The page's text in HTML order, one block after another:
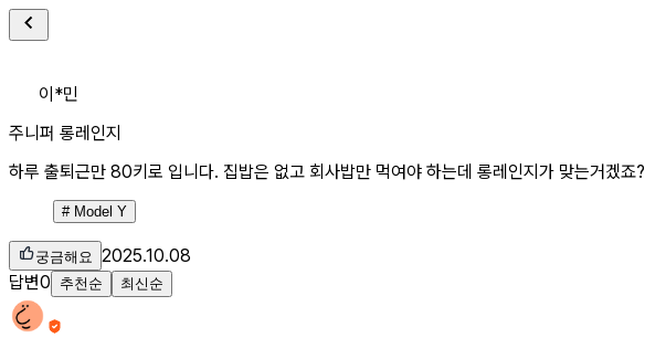
이*민
주니퍼 롱레인지
하루 출퇴근만 80키로 입니다. 집밥은 없고 회사밥만 먹여야 하는데 롱레인지가 맞는거겠죠?
# Model Y
궁금해요 2025.10.08
답변0 추천순 최신순